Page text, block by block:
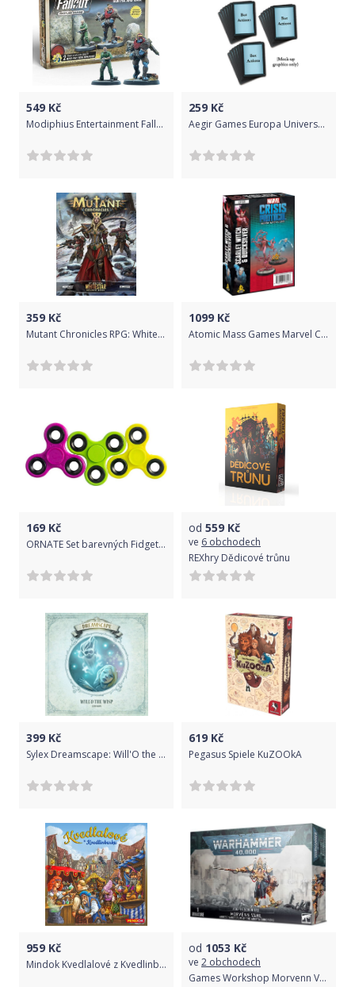
549 Kč
Modiphius Entertainment Fallout: Wasteland Warfare - Super Mutants: Tabitha and Raul
259 Kč
Aegir Games Europa Universalis: Price of Power Extra Bot Decks
359 Kč
Mutant Chronicles RPG: Whitestar - Source Book
1099 Kč
Atomic Mass Games Marvel Crisis Protocol: Scarlet Witch & Quicksilver Character Pack
169 Kč
ORNATE Set barevných Fidget Spinnerů - 3 kusy - mix barev
od 559 Kč
ve 6 obchodech
REXhry Dědicové trůnu
399 Kč
Sylex Dreamscape: Will'O the Wisp
619 Kč
Pegasus Spiele KuZOOkA
959 Kč
Mindok Kvedlalové z Kvedlinburku
od 1053 Kč
ve 2 obchodech
Games Workshop Morvenn Vahl - Abbess Sanctorum of the Adepta Sororitas (Warhammer 40,000)